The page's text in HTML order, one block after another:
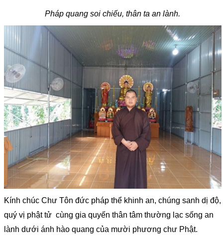
Pháp quang soi chiếu, thân ta an lành.
Kính chúc Chư Tôn đức pháp thể khinh an, chúng sanh dị độ,
quý vị phật tử cùng gia quyến thân tâm thường lạc sống an
lành dưới ánh hào quang của mười phương chư Phật.